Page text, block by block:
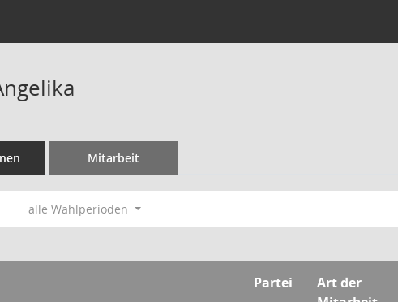
Mitarbeit
alle Wahlperioden
Partei
Art der